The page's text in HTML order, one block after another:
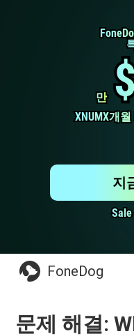
만
만
XNUMX개
XNUMX개
지
FoneDog
문제 해결: